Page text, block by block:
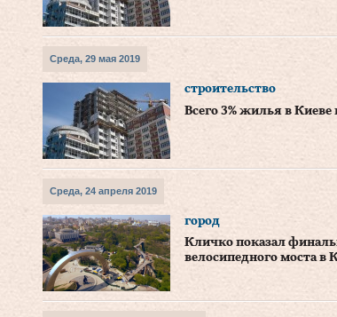
Среда, 29 мая 2019
строительство
Всего 3% жилья в Киеве
Среда, 24 апреля 2019
город
Кличко показал
велосипедного моста в